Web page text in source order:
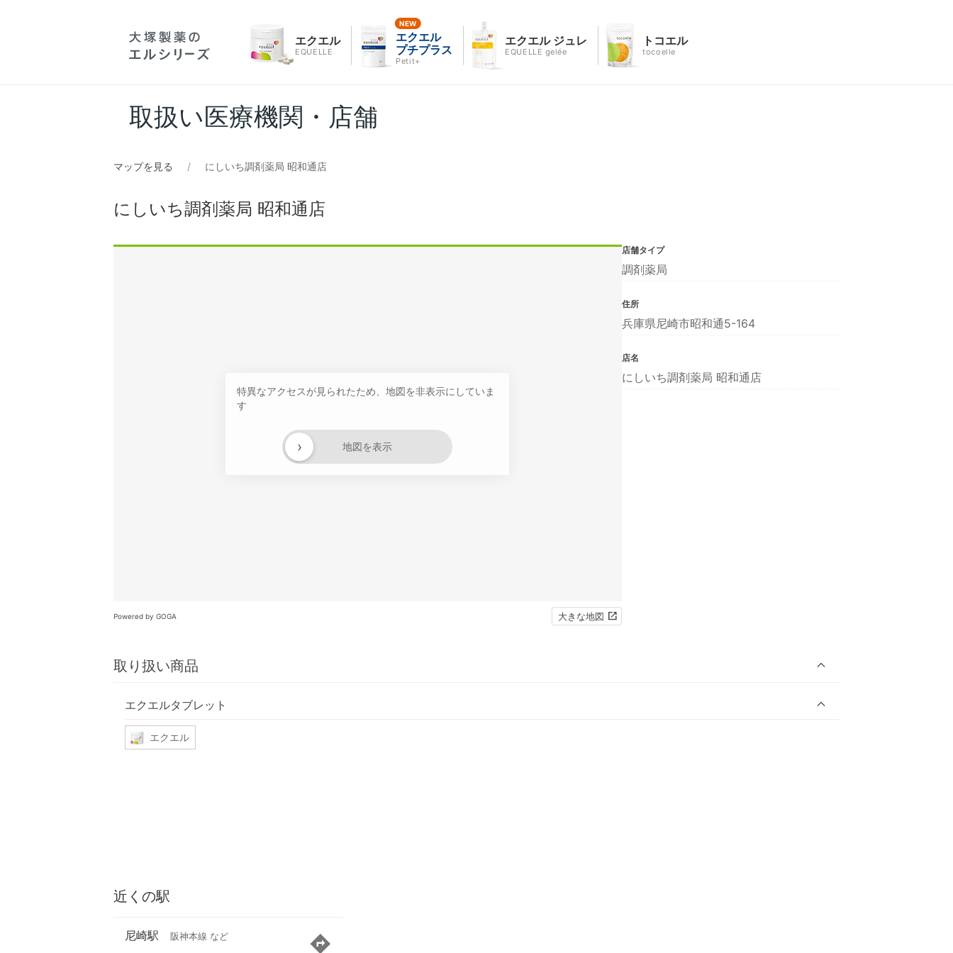
エクエル
EQUELLE
エクエル
プチプラス
Petit+
エクエル ジュレ
EQUELLE gelée
トコエル
tocoelle
取扱い医療機関・店舗
マップを見る にしいち調剤薬局 昭和通店
にしいち調剤薬局 昭和通店
特異なアクセスが見られたため、地図を非表示にしていま
す
地図を表示
›
Powered by GOGA 大きな地図
取り扱い商品
エクエルタブレット
エクエル
店舗タイプ
調剤薬局
住所
兵庫県尼崎市昭和通5-164
店名
にしいち調剤薬局 昭和通店
近くの駅
尼崎駅 阪神本線 など